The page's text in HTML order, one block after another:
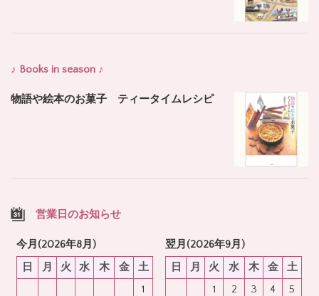
♪ Books in season ♪
物語や絵本のお菓子 ティータイムレシピ
営業日のお知らせ
今月(2026年8月)
日
月 火 水 木 金
土
1
翌月(2026年9月)
日
月 火 水 木 金
土
1
2 3 4
5